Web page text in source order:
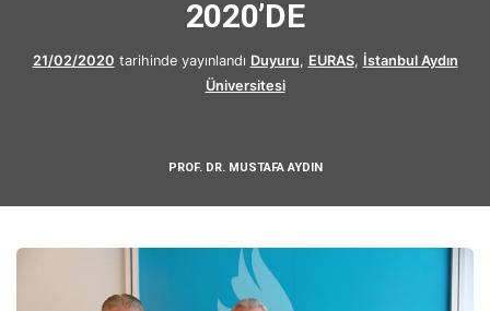
2020’DE
21/02/2020 tarihinde yayınlandı Duyuru, EURAS, İstanbul Aydın
Üniversitesi
PROF. DR. MUSTAFA AYDIN